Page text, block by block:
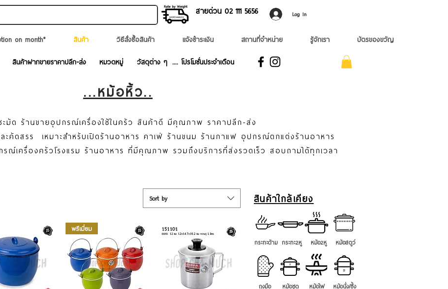
สายด่วน 02 ​111 5656 Log In
on month* สินค้า วิธีสั่งซื้อสินค้า แจ้งชำระเงิน สถานที่จำหน่าย รู้จักเรา บัตรของขวัญ
สินค้าฝากขายราคาปลีก-ส่ง หมวดหมู่ วัสดุต่าง ๆ .... โปรโมชั่นประจำเดือน
...หม้อหิ้ว..
ะมัด ร้านขายอุปกรณ์เครื่องใช้ในครัว สินค้าดี มีคุณภาพ ราคาปลีก-ส่ง
คัดสรร เหมาะสำหรับเปิดร้านอาหาร คาเฟ่ ร้านขนม ร้านกาแฟ อุปกรณ์ตกแต่งร้านอาหาร
ณ์เครื่องครัวโรงแรม ร้านอาหาร ที่มีคุณภาพ รวมถึงบริการที่ส่งรวดเร็ว สอบถามได้ทุกเวลา
Sort by
พรีเมี่ยม
สินค้าใกล้เคียง
กระทะด้าม กระทะ2หู หม้อ2หู หม้อสตูว์
ถุงมือ หม้อชุด หม้อไฟ หม้อนึ่ง/ซึ้ง